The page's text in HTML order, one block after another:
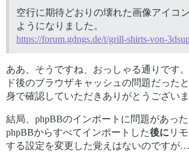
空行に期待どおりの壊れた画像アイコ
ようになりました。
https://forum.gdngs.de/t/grill-shirts-von-
ああ、そうですね、おっしゃる通りです
ド後のブラウザキャッシュの問題だった
身で確認していただきありがとうござい
結局、phpBBのインポートに問題があった
phpBBからすべてインポートした後に リ
する設定を変更した覚えはないのですが…